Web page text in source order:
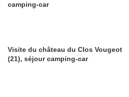
camping-car
Visite du château du Clos Vougeot
(21), séjour camping-car